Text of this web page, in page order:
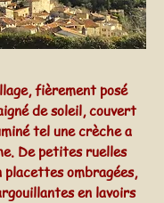
fièrement posé
de soleil, couvert
tel une crèche a
De petites ruelles
placettes ombragées,
en lavoirs